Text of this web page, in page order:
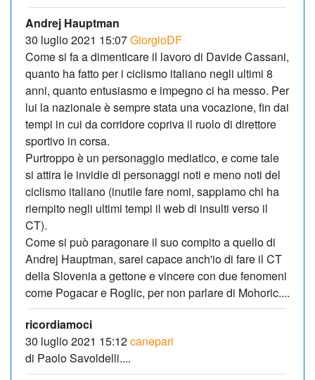
Andrej Hauptman
30 luglio 2021 15:07GiorgioDF
Come si fa a dimenticare il lavoro di Davide Cassani,
quanto ha fatto per i ciclismo italiano negli ultimi 8
anni, quanto entusiasmo e impegno ci ha messo. Per
lui la nazionale è sempre stata una vocazione, fin dai
tempi in cui da corridore copriva il ruolo di direttore
sportivo in corsa.
Purtroppo è un personaggio mediatico, e come tale
si attira le invidie di personaggi noti e meno noti del
ciclismo italiano (inutile fare nomi, sappiamo chi ha
riempito negli ultimi tempi il web di insulti verso il
CT).
Come si può paragonare il suo compito a quello di
Andrej Hauptman, sarei capace anch'io di fare il CT
della Slovenia a gettone e vincere con due fenomeni
come Pogacar e Roglic, per non parlare di Mohoric....
ricordiamoci
30 luglio 2021 15:12canepari
di Paolo Savoldelli....